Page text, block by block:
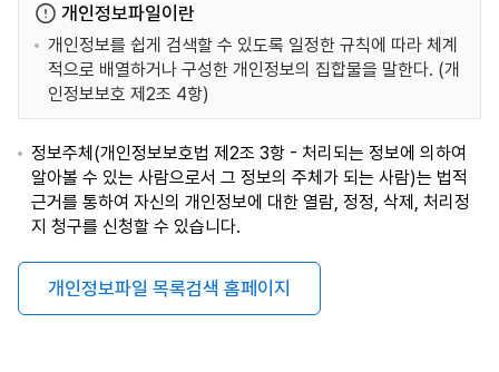
개인정보파일이란
개인정보를 쉽게 검색할 수 있도록 일정한 규칙에 따라 체계
적으로 배열하거나 구성한 개인정보의 집합물을 말한다. (개
인정보보호 제2조 4항)
정보주체(개인정보보호법 제2조 3항 - 처리되는 정보에 의하여
알아볼 수 있는 사람으로서 그 정보의 주체가 되는 사람)는 법적
근거를 통하여 자신의 개인정보에 대한 열람, 정정, 삭제, 처리정
지 청구를 신청할 수 있습니다.
개인정보파일 목록검색 홈페이지